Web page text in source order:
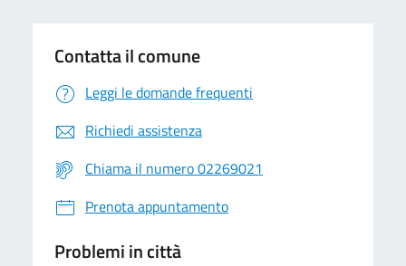
Contatta il comune
Leggi le domande frequenti
Richiedi assistenza
Chiama il numero 02269021
Prenota appuntamento
Problemi in città